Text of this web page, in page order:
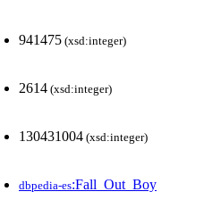
941475 (xsd:integer)
2614 (xsd:integer)
130431004 (xsd:integer)
dbpedia-es:Fall_Out_Boy